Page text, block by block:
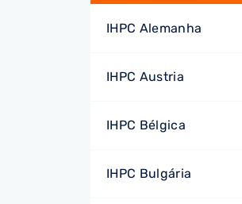
IHPC Alemanha
IHPC Austria
IHPC Bélgica
IHPC Bulgária